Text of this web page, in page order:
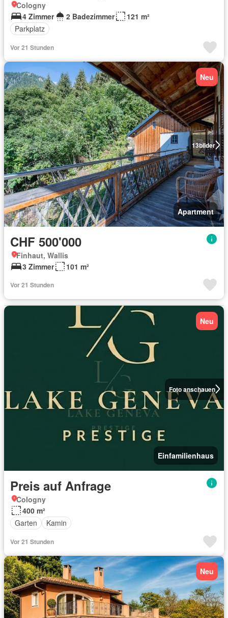
Cologny
4 Zimmer
2 Badezimmer
121 m²
Parkplatz
Vor 21 Stunden
13bilder
Neu
Apartment
CHF 500'000
Finhaut, Wallis
3 Zimmer
101 m²
Vor 21 Stunden
Foto anschauen
Neu
Einfamilienhaus
Preis auf Anfrage
Cologny
400 m²
Garten
Kamin
Vor 21 Stunden
Neu